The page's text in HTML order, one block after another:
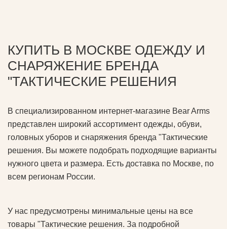
КУПИТЬ В МОСКВЕ ОДЕЖДУ И
СНАРЯЖЕНИЕ БРЕНДА
"ТАКТИЧЕСКИЕ РЕШЕНИЯ
В специализированном интернет-магазине Bear Arms
представлен широкий ассортимент одежды, обуви,
головных уборов и снаряжения бренда "Тактические
решения. Вы можете подобрать подходящие варианты
нужного цвета и размера. Есть доставка по Москве, по
всем регионам России.
У нас предусмотрены минимальные цены на все
товары "Тактические решения. За подробной